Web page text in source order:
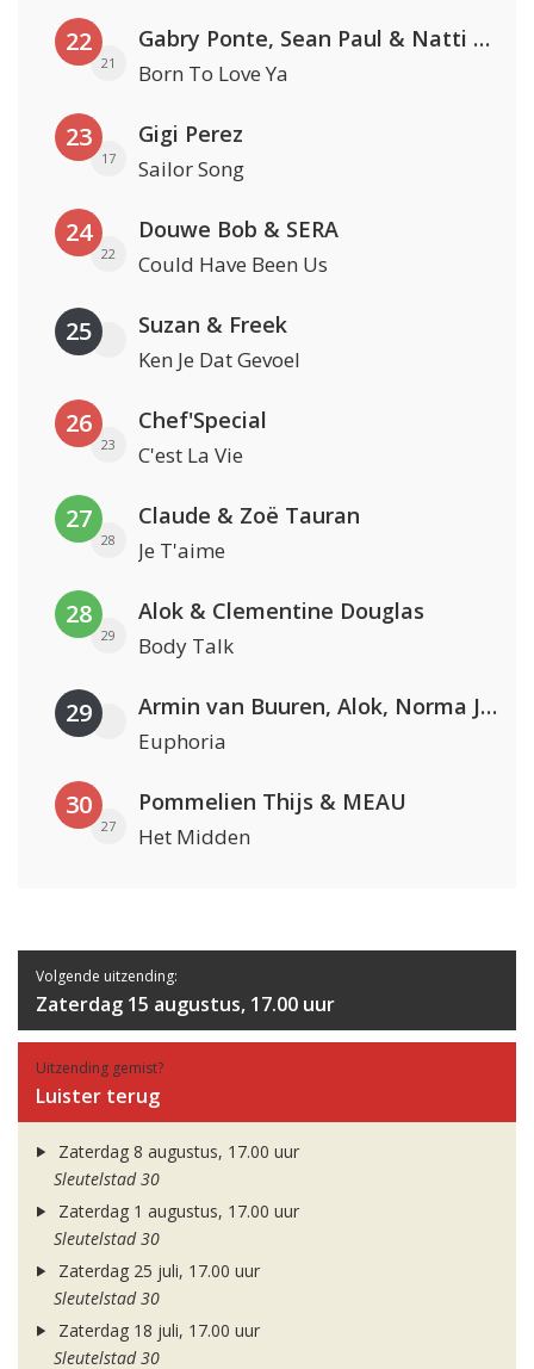
22
21
Gabry Ponte, Sean Paul & Natti Natasha
Born To Love Ya
23
17
Gigi Perez
Sailor Song
24
22
Douwe Bob & SERA
Could Have Been Us
25 Suzan & Freek
Ken Je Dat Gevoel
26
23
Chef'Special
C'est La Vie
27
28
Claude & Zoë Tauran
Je T'aime
28
29
Alok & Clementine Douglas
Body Talk
29 Armin van Buuren, Alok, Norma Jean Martine & LAWRENT
Euphoria
30
27
Pommelien Thijs & MEAU
Het Midden
Volgende uitzending:
Zaterdag 15 augustus, 17.00 uur
Uitzending gemist?
Luister terug
Zaterdag 8 augustus, 17.00 uur
Sleutelstad 30
Zaterdag 1 augustus, 17.00 uur
Sleutelstad 30
Zaterdag 25 juli, 17.00 uur
Sleutelstad 30
Zaterdag 18 juli, 17.00 uur
Sleutelstad 30